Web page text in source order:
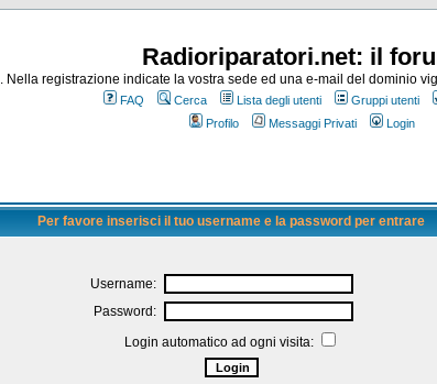
Radioriparatori.net: il
. Nella registrazione indicate la vostra sede ed una e-mail del dominio
FAQ Cerca Lista degli utenti Gruppi utenti
Profilo
Messaggi Privati Login
Per favore inserisci il tuo username e la password per entrare
Username:
Password:
Login automatico ad ogni visita: